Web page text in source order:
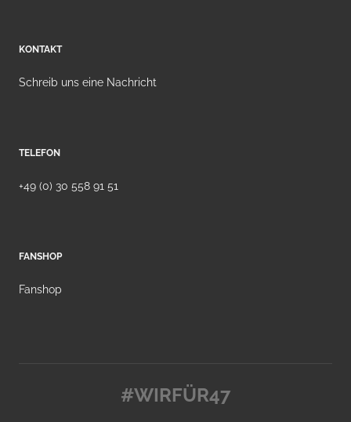
KONTAKT
Schreib uns eine Nachricht
TELEFON
+49 (0) 30 558 91 51
FANSHOP
Fanshop
#WIRFÜR47